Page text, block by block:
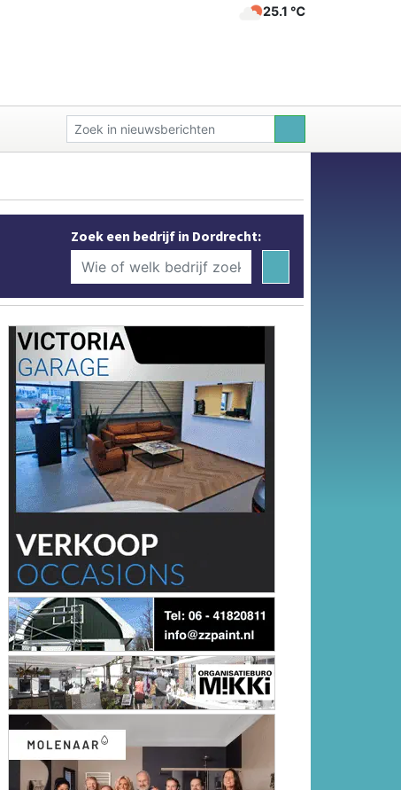
25.1 ℃
Zoek een bedrijf in Dordrecht: